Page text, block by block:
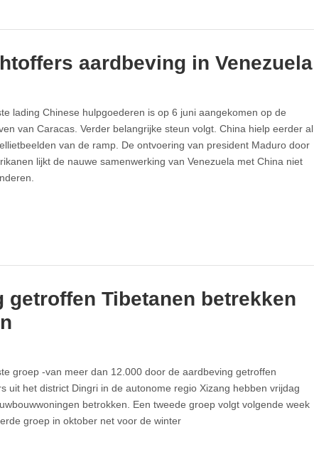
aardbeving in Venezuela
lading Chinese hulpgoederen is op 6 juni aangekomen op de
van Caracas. Verder belangrijke steun volgt. China hielp eerder al
van de ramp. De ontvoering van president Maduro door
lijkt de nauwe samenwerking van Venezuela met China niet
getroffen Tibetanen betrekken
groep -van meer dan 12.000 door de aardbeving getroffen
uit het district Dingri in de autonome regio Xizang hebben vrijdag
betrokken. Een tweede groep volgt volgende week
groep in oktober net voor de winter